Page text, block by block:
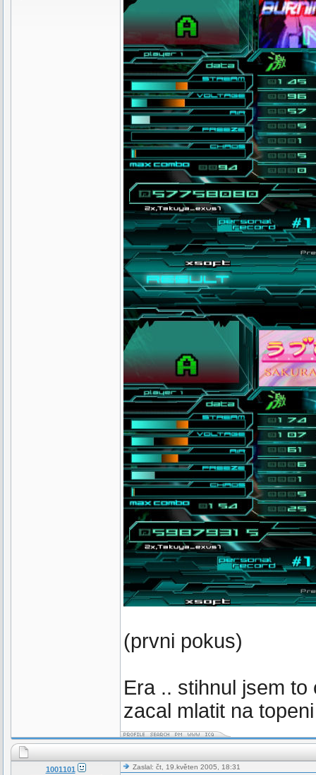
(prvni pokus)
Era .. stihnul jsem
zacal mlatit na
1001101 Zaslal: čt, 19.květen 2005, 18:31